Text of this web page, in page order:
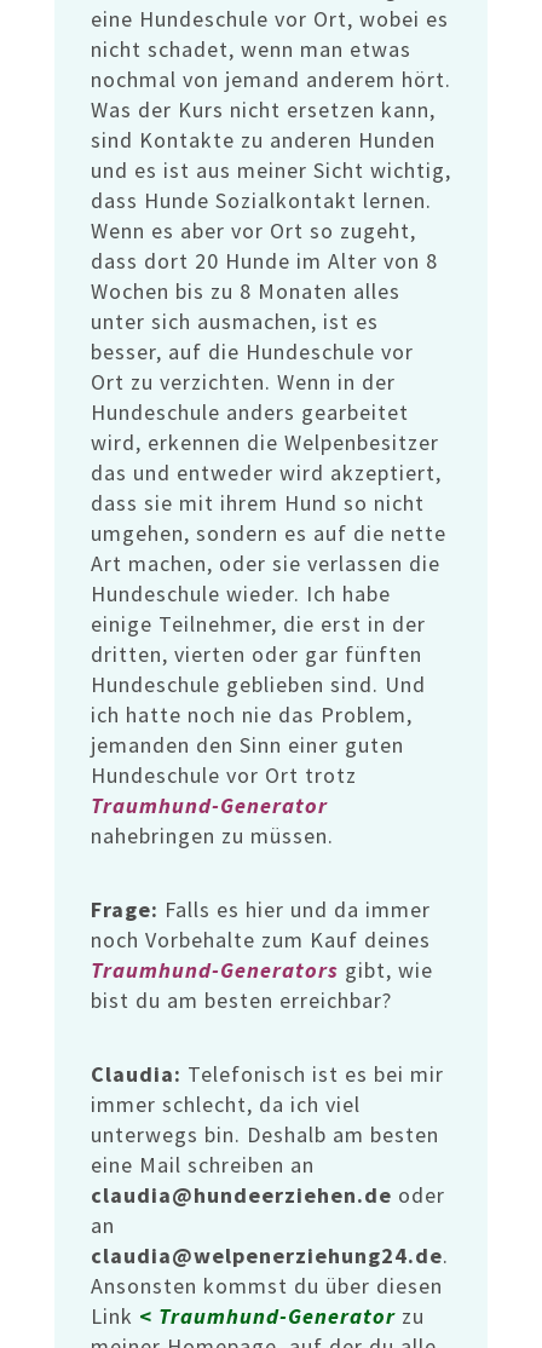
eine Hundeschule vor Ort, wobei es
nicht schadet, wenn man etwas
nochmal von jemand anderem hört.
Was der Kurs nicht ersetzen kann,
sind Kontakte zu anderen Hunden
und es ist aus meiner Sicht wichtig,
dass Hunde Sozialkontakt lernen.
Wenn es aber vor Ort so zugeht,
dass dort 20 Hunde im Alter von 8
Wochen bis zu 8 Monaten alles
unter sich ausmachen, ist es
besser, auf die Hundeschule vor
Ort zu verzichten. Wenn in der
Hundeschule anders gearbeitet
wird, erkennen die Welpenbesitzer
das und entweder wird akzeptiert,
dass sie mit ihrem Hund so nicht
umgehen, sondern es auf die nette
Art machen, oder sie verlassen die
Hundeschule wieder. Ich habe
einige Teilnehmer, die erst in der
dritten, vierten oder gar fünften
Hundeschule geblieben sind. Und
ich hatte noch nie das Problem,
jemanden den Sinn einer guten
Hundeschule vor Ort trotz
Traumhund-Generator
nahebringen zu müssen.
Frage: Falls es hier und da immer
noch Vorbehalte zum Kauf deines
Traumhund-Generators gibt, wie
bist du am besten erreichbar?
Claudia: Telefonisch ist es bei mir
immer schlecht, da ich viel
unterwegs bin. Deshalb am besten
eine Mail schreiben an
claudia@hundeerziehen.de oder
an
claudia@welpenerziehung24.de.
Ansonsten kommst du über diesen
Link < Traumhund-Generatorzu